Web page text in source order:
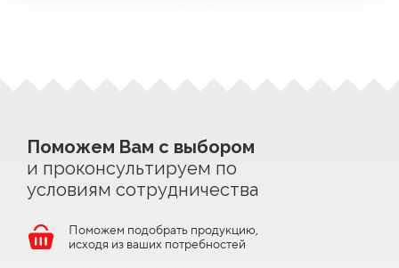
Поможем Вам с выбором
и проконсультируем по
условиям сотрудничества
Поможем подобрать продукцию,
исходя из ваших потребностей